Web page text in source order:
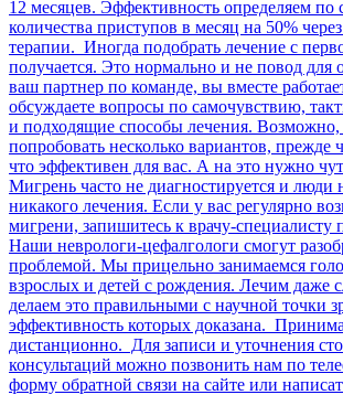
12 месяцев. Эффективность определяем
количества приступов в месяц на 50%
терапии. Иногда подобрать лечение с
получается. Это нормально и не повод
ваш партнер по команде, вы вместе
обсуждаете вопросы по самочувствию,
и подходящие способы лечения. Возможно,
попробовать несколько вариантов, прежде
что эффективен для вас. А на это нужно
Мигрень часто не диагностируется и люди
никакого лечения. Если у вас регулярно
мигрени, запишитесь к врачу-специалисту
Наши неврологи-цефалгологи смогут
проблемой. Мы прицельно занимаемся
взрослых и детей с рождения. Лечим даже
делаем это правильными с научной точки
эффективность которых доказана.
дистанционно. Для записи и уточнения
консультаций можно позвонить нам по
форму обратной связи на сайте или